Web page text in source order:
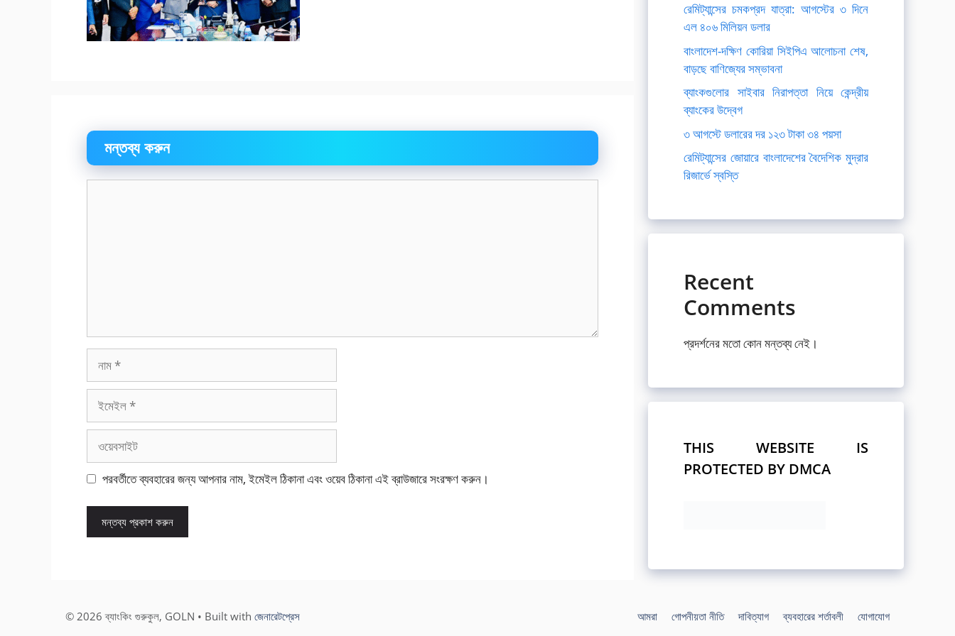
মন্তব্য করুন
ইমেইল
পরবর্তীতে ব্যবহারের জন্য আপনার নাম, ইমেইল ঠিকানা এবং ওয়েব ঠিকানা এই ব্রাউজারে সংরক্ষণ করুন।
রেমিট্যান্সের চমকপ্রদ যাত্রা: আগস্টের ৩ দিনে
এল ৪০৬ মিলিয়ন ডলার
বাংলাদেশ-দক্ষিণ কোরিয়া সিইপিএ আলোচনা শেষ,
বাড়ছে বাণিজ্যের সম্ভাবনা
ব্যাংকগুলোর সাইবার নিরাপত্তা নিয়ে কেন্দ্রীয়
ব্যাংকের উদ্বেগ
৩ আগস্টে ডলারের দর ১২৩ টাকা ৩৪ পয়সা
রেমিট্যান্সের জোয়ারে বাংলাদেশের বৈদেশিক মুদ্রার
রিজার্ভে স্বস্তি
Recent
Comments
প্রদর্শনের মতো কোন মন্তব্য নেই।
THIS WEBSITE IS
PROTECTED BY DMCA
আমরা গোপনীয়তা নীতি দাবিত্যাগ ব্যবহারের শর্তাবলী যোগাযোগ
© 2026 ব্যাংকিং গুরুকুল, GOLN • Built with জেনারেটপ্রেস